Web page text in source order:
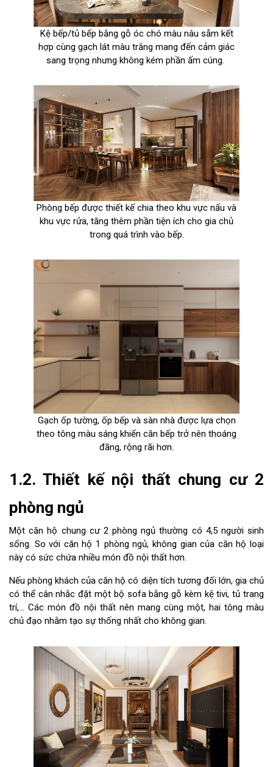
Kệ bếp/tủ bếp bằng gỗ óc chó màu nâu sẫm kết
hợp cùng gạch lát màu trắng mang đến cảm giác
sang trọng nhưng không kém phần ấm cúng.
Phòng bếp được thiết kế chia theo khu vực nấu và
khu vực rửa, tăng thêm phần tiện ích cho gia chủ
trong quá trình vào bếp.
Gạch ốp tường, ốp bếp và sàn nhà được lựa chọn
theo tông màu sáng khiến căn bếp trở nên thoáng
đãng, rộng rãi hơn.
1.2. Thiết kế nội thất chung cư 2
phòng ngủ
Một căn hộ chung cư 2 phòng ngủ thường có 4,5 người sinh
sống. So với căn hộ 1 phòng ngủ, không gian của căn hộ loại
này có sức chứa nhiều món đồ nội thất hơn.
Nếu phòng khách của căn hộ có diện tích tương đối lớn, gia chủ
có thể cân nhắc đặt một bộ sofa bằng gỗ kèm kệ tivi, tủ trang
trí,... Các món đồ nội thất nên mang cùng một, hai tông màu
chủ đạo nhằm tạo sự thống nhất cho không gian.